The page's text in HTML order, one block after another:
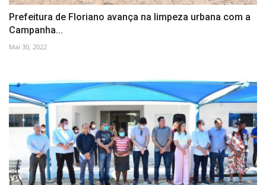
Prefeitura de Floriano avança na limpeza urbana com a
Campanha...
Mai 30, 2022